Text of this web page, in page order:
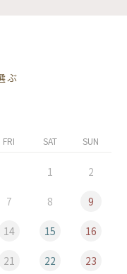
ぶ
FRI SAT SUN
1 2
7 8 9
14 15 16
21 22 23